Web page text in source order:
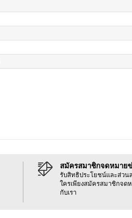
สมัครสมาชิกจดหมาย
รับสิทธิประโยชน์และส่วน
ใครเพียงสมัครสมาชิกจด
กับเรา